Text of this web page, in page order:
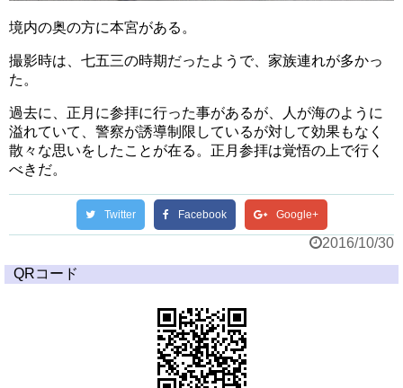
境内の奥の方に本宮がある。
撮影時は、七五三の時期だったようで、家族連れが多かっ
た。
過去に、正月に参拝に行った事があるが、人が海のように
溢れていて、警察が誘導制限しているが対して効果もなく
散々な思いをしたことが在る。正月参拝は覚悟の上で行く
べきだ。
Twitter Facebook Google+
2016/10/30
QRコード